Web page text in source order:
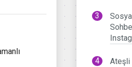
Ateşli